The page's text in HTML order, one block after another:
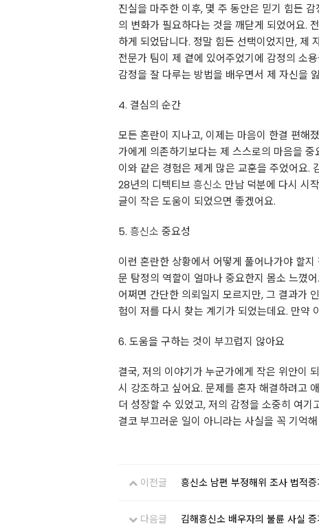
진실을 마주한 이후, 몇 주 동안은 믿기 힘든
의 변화가 필요하다는 것을 깨닫게 되었어요.
하게 되었답니다. 정말 힘든 선택이었지만, 제
전문가 팀이 제 곁에 있어주었기에 감정의 소
감정을 잘 다루는 방법을 배우면서 제 자신을
4. 결심의 순간
모든 혼란이 지나고, 이제는 마음이 한결 편해
가에게 의존하기보다는 제 스스로의 마음을
이와 같은 경험은 제게 많은 교훈을 주었어요.
28년의 디텍티브 흥신소 만남 덕분에 다시 시
글이 작은 도움이 되었으면 좋겠어요.
5. 흥신소 중요성
이런 혼란한 상황에서 어떻게 풀어나가야 할
문 탐정의 역할이 얼마나 중요한지 몸소 느꼈
어쩌면 간단한 의뢰일지 모르지만, 그 결과가
험이 저를 다시 찾는 계기가 되었는데요. 만약
6. 도움을 구하는 것이 부끄럽지 않아요
결국, 저의 이야기가 누군가에게 작은 위안이
시 강조하고 싶어요. 문제를 혼자 해결하려고
더 성장할 수 있었고, 저의 감정을 소중히 여
결코 부끄러운 일이 아니라는 사실을 꼭 기억
이전글 흥신소 남편 부정해위 조사 법적
다음글 김해흥신소 배우자의 불륜 사실